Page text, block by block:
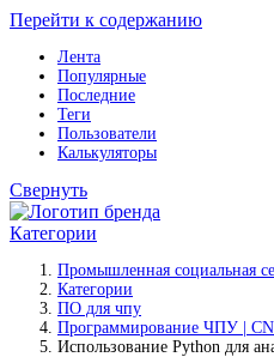
Перейти к содержанию
Лента
Популярные
Последние
Теги
Пользователи
Калькуляторы
Свернуть
Категории
Промышленная социальная
Категории
ПO для чпу
Программирование ЧПУ |
Использование Python для